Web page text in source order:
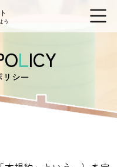
LICY
リシー